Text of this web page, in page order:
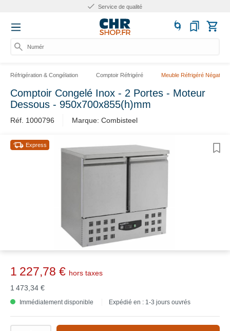
Service de qualité
Numéro
Réfrigération & Congélation Comptoir Réfrigéré Meuble Réfrigéré Négatif
Comptoir Congelé Inox - 2 Portes - Moteur
Dessous - 950x700x855(h)mm
Réf. 1000796 Marque: Combisteel
Express
1 227,78 € hors taxes
1 473,34 €
Immédiatement disponible Expédié en : 1-3 jours ouvrés